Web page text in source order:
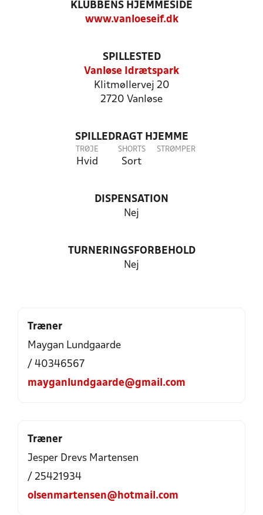
KLUBBENS HJEMMESIDE
www.vanloeseif.dk
SPILLESTED
Vanløse Idrætspark
Klitmøllervej 20
2720 Vanløse
SPILLEDRAGT HJEMME
TRØJE
Hvid
SHORTS
Sort
STRØMPER
DISPENSATION
Nej
TURNERINGSFORBEHOLD
Nej
Træner
Maygan Lundgaarde
/ 40346567
mayganlundgaarde@gmail.com
Træner
Jesper Drevs Martensen
/ 25421934
olsenmartensen@hotmail.com